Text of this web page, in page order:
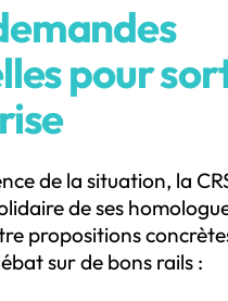
pour
de la situation, la
de ses
propositions
sur de bons rails :